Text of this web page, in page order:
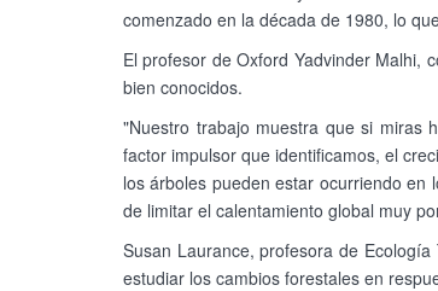
comenzado en la década de 1980, lo
El profesor de Oxford Yadvinder Malhi,
bien conocidos.
"Nuestro trabajo muestra que si miras
factor impulsor que identificamos, el
los árboles pueden estar ocurriendo en
de limitar el calentamiento global muy
Susan Laurance, profesora de
estudiar los cambios forestales en